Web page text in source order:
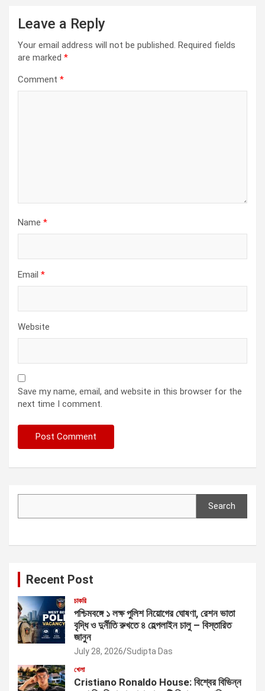
Leave a Reply
Your email address will not be published. Required fields
are marked *
Comment *
Name *
Email *
Website
Save my name, email, and website in this browser for the
next time I comment.
Search
Recent Post
চাকরি
পশ্চিমবঙ্গে ১ লক্ষ পুলিশ নিয়োগের ঘোষণা, রেশন ভাতা
বৃদ্ধি ও দুর্নীতি রুখতে ৪ হেল্পলাইন চালু – বিস্তারিত
জানুন
July 28, 2026 Sudipta Das
খেলা
Cristiano Ronaldo House: বিশ্বের বিভিন্ন